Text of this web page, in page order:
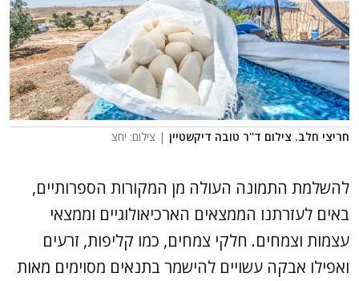
חריצי חלב. צילום ד''ר טובה דיקשטיין | צילום: יחצ
להשלמת התמונה העולה מן המקורות הספרותיים,
באים לעזרתנו הממצאים הארכיאולוגיים וממצאי
עצמות וצמחים. חלקי צמחים, כמו קליפות, זרעים
ואפילו אבקה עשויים להישמר בתנאים מסוימים מאות